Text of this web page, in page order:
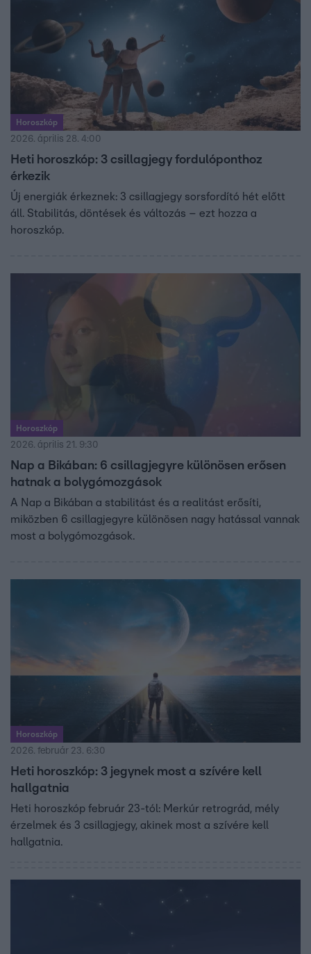
Horoszkóp
2026. április 28. 4:00
Heti horoszkóp: 3 csillagjegy fordulóponthoz
érkezik
Új energiák érkeznek: 3 csillagjegy sorsfordító hét előtt
áll. Stabilitás, döntések és változás – ezt hozza a
horoszkóp.
Horoszkóp
2026. április 21. 9:30
Nap a Bikában: 6 csillagjegyre különösen erősen
hatnak a bolygómozgások
A Nap a Bikában a stabilitást és a realitást erősíti,
miközben 6 csillagjegyre különösen nagy hatással vannak
most a bolygómozgások.
Horoszkóp
2026. február 23. 6:30
Heti horoszkóp: 3 jegynek most a szívére kell
hallgatnia
Heti horoszkóp február 23-tól: Merkúr retrográd, mély
érzelmek és 3 csillagjegy, akinek most a szívére kell
hallgatnia.